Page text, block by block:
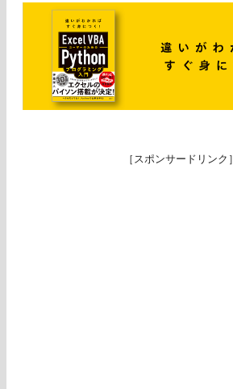
［スポンサードリンク］